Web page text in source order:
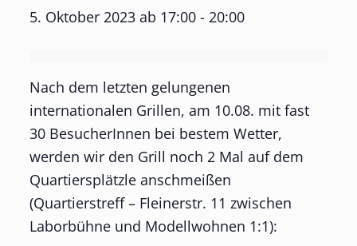
5. Oktober 2023 ab 17:00- 20:00
Nach dem letzten gelungenen
internationalen Grillen, am 10.08. mit fast
30 BesucherInnen bei bestem Wetter,
werden wir den Grill noch 2 Mal auf dem
Quartiersplätzle anschmeißen
(Quartierstreff – Fleinerstr. 11 zwischen
Laborbühne und Modellwohnen 1:1):